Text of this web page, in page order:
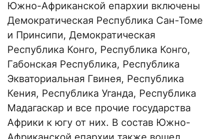
Южно-Африканской епархии включены
Демократическая Республика Сан-Томе
и Принсипи, Демократическая
Республика Конго, Республика Конго,
Габонская Республика, Республика
Экваториальная Гвинея, Республика
Кения, Республика Уганда, Республика
Мадагаскар и все прочие государства
Африки к югу от них. В состав Южно-